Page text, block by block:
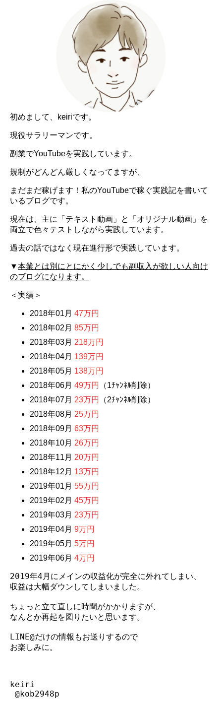
初めまして、keiriです。
現役サラリーマンです。
副業でYouTubeを実践しています。
規制がどんどん厳しくなってますが、
まだまだ稼げます！私のYouTubeで稼ぐ実践記を書いて
いるブログです。
現在は、主に「テキスト動画」と「オリジナル動画」を
両立で色々テストしながら実践しています。
過去の話ではなく現在進行形で実践しています。
▼本業とは別にとにかく少しでも副収入が欲しい人向け
のブログになります。
＜実績＞
2018年01月 47万円
2018年02月 85万円
2018年03月 218万円
2018年04月 139万円
2018年05月 138万円
2018年06月 49万円
（1ﾁｬﾝﾈﾙ削除）
2018年07月 23万円
（2ﾁｬﾝﾈﾙ削除）
2018年08月 25万円
2018年09月 63万円
2018年10月 26万円
2018年11月 20万円
2018年12月 13万円
2019年01月 55万円
2019年02月 45万円
2019年03月 23万円
2019年04月 9万円
2019年05月 5万円
2019年06月 4万円
2019年4月にメインの収益化が完全に外れてしまい、
収益は大幅ダウンしてしまいました。
ちょっと立て直しに時間がかかりますが、
なんとか再起を図りたいと思います。
LINE@だけの情報もお送りするので
お楽しみに。
keiri
@kob2948p